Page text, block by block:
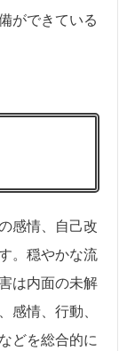
ができている
感情、自己改
。穏やかな流
は内面の未解
感情、行動、
どを総合的に